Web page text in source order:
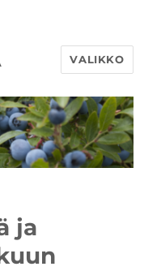
VALIKKO
ja